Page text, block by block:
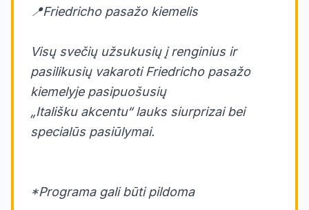
📍Friedricho pasažo kiemelis
Visų svečių užsukusių į renginius ir
pasilikusių vakaroti Friedricho pasažo
kiemelyje pasipuošusių
„Itališku akcentu“ lauks siurprizai bei
specialūs pasiūlymai.
*Programa gali būti pildoma